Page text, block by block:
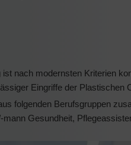
ist nach modernsten Kriterien
Eingriffe der Plastischen
folgenden Berufsgruppen
Gesundheit,